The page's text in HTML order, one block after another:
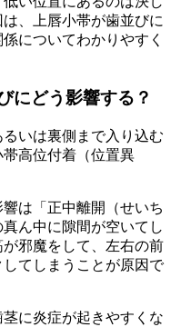
、上唇小帯が歯並びに
についてわかりやすく
にどう影響する？
いは裏側まで入り込む
高位付着（位置異
は「正中離開（せいち
ん中に隙間が空いてし
邪魔をして、左右の前
てしまうことが原因で
に炎症が起きやすくな